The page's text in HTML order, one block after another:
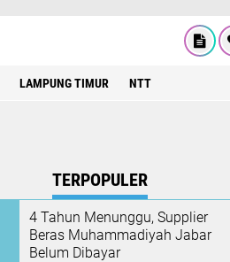
LAMPUNG TIMUR NTT
TERPOPULER
4 Tahun Menunggu, Supplier
Beras Muhammadiyah Jabar
Belum Dibayar